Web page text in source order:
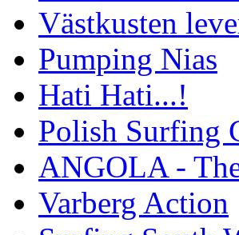
Västkusten
Pumping Nias
Hati Hati...!
Polish Surfing
ANGOLA -
Varberg Action